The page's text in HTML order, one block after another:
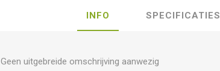
INFO SPECIFICATIES
Geen uitgebreide omschrijving aanwezig